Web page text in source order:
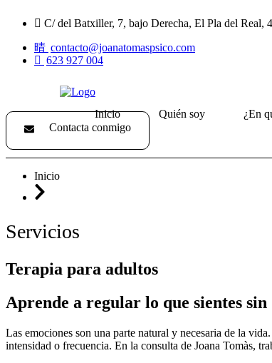
C/ del Batxiller, 7, bajo Derecha, El Pla del Real,
contacto@joanatomaspsico.com
623 927 004
Inicio Quién soy ¿En
Contacta conmigo
Inicio
Servicios
Terapia para adultos
Aprende a regular lo que sientes
Las emociones son una parte natural y necesaria de la
intensidad o frecuencia. En la consulta de Joana Tomàs,